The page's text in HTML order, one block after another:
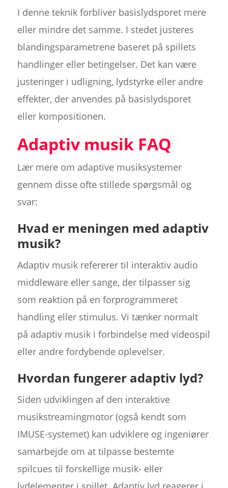
I denne teknik forbliver basislydsporet mere
eller mindre det samme. I stedet justeres
blandingsparametrene baseret på spillets
handlinger eller betingelser. Det kan være
justeringer i udligning, lydstyrke eller andre
effekter, der anvendes på basislydsporet
eller kompositionen.
Adaptiv musik FAQ
Lær mere om adaptive musiksystemer
gennem disse ofte stillede spørgsmål og
svar:
Hvad er meningen med adaptiv
musik?
Adaptiv musik refererer til interaktiv audio
middleware eller sange, der tilpasser sig
som reaktion på en forprogrammeret
handling eller stimulus. Vi tænker normalt
på adaptiv musik i forbindelse med videospil
eller andre fordybende oplevelser.
Hvordan fungerer adaptiv lyd?
Siden udviklingen af den interaktive
musikstreamingmotor (også kendt som
IMUSE-systemet) kan udviklere og ingeniører
samarbejde om at tilpasse bestemte
spilcues til forskellige musik- eller